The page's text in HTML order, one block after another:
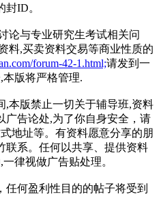
ID。
论与专业研究生考试相关问
料,买卖资料交易等商业性质的
forum-42-1.html;请发到一
版将严格管理.
,本版禁止一切关于辅导班,资料
广告论处,为了你自身安全，请
地址等。有资料愿意分享的朋
联系。任何以共享、提供资料
律视做广告贴处理。
任何盈利性目的的帖子将受到